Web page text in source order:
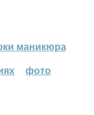
маникюра
фото